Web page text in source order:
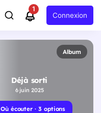
1
Connexion
Album
Déjà sorti
6 juin 2025
Où écouter · 3 options